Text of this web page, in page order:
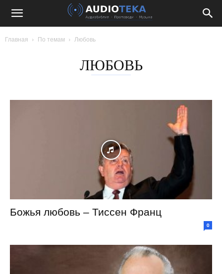
Главная По темам Любовь
ЛЮБОВЬ
Божья любовь – Тиссен Франц
0